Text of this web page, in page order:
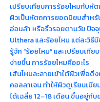
เปรียบเทียบการร้อยไหมกับ
ผิวเป็นหัตถการยอดนิยมสำห
อ่อนล้า หรือริ้วรอยตามวัย ปัจ
Ulthera และร้อยไหม แต่ละวิ
รู้จัก “ร้อยไหม” และเปรียบเ
ง่ายขึ้น การร้อยไหมคืออะไ
เส้นไหมละลายเข้าใต้ผิวเพื่อ
คอลลาเจน ทำให้ผิวดูเรียบเนี
ได้เฉลี่ย 12–18 เดือน ขึ้นอยู่กั